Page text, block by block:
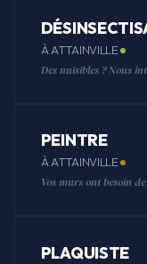
À ATTAINVILLE
Des nuisibles ? Nous
PEINTRE
À ATTAINVILLE
Vos murs ont besoin
PLAQUISTE